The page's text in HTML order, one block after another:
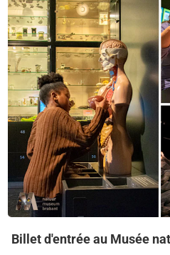
Billet d'entrée au Musée